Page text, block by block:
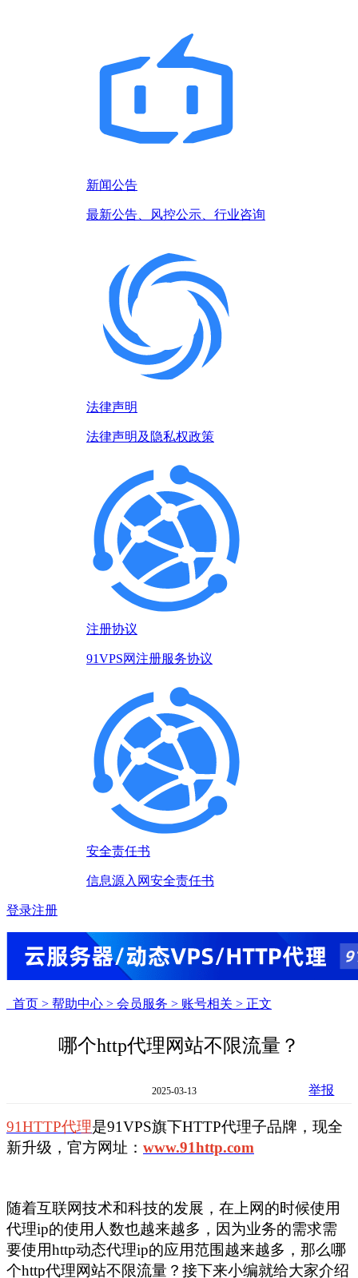
新闻公告
最新公告、风控公示、行业咨询
法律声明
法律声明及隐私权政策
注册协议
91VPS网注册服务协议
安全责任书
信息源入网安全责任书
登录注册
首页 > 帮助中心 > 会员服务 > 账号相关 > 正文
哪个http代理网站不限流量？
2025-03-13 举报
91HTTP代理是91VPS旗下HTTP代理子品牌，现全
新升级，官方网址： www.91http.com
随着互联网技术和科技的发展，在上网的时候使用
代理ip的使用人数也越来越多，因为业务的需求需
要使用http动态代理ip的应用范围越来越多，那么哪
个http代理网站不限流量？ 接下来小编就给大家介绍